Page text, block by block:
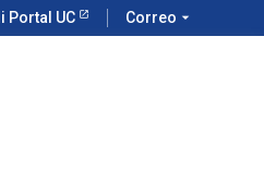
Portal UC Correo arrow_drop_down